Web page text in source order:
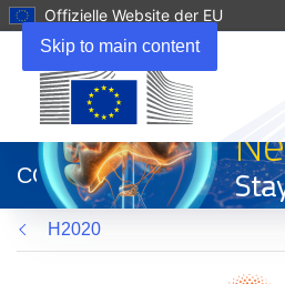
Skip to main content
Offizielle Website der EU
neuem
Fenster)
CORDIS
H2020